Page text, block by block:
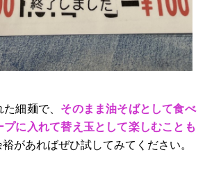
細麺で、 そのまま油そばとして食べ
プに入れて替え玉として楽しむことも
があればぜひ試してみてください。